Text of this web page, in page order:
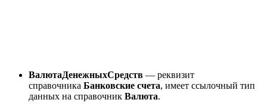
ВалютаДенежныхСредств — реквизит
справочника Банковские счета, имеет ссылочный тип
данных на справочник Валюта.